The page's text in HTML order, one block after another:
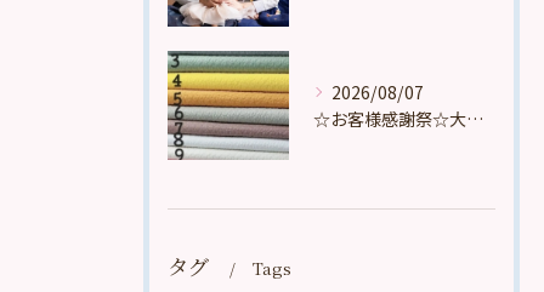
2026/08/07
☆お客様感謝祭☆大好評頂いております。
タグ Tags